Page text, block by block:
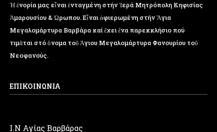
Ἡ ἐνορία μας εἶναι ἐνταγμένη στήν Ἱερά Μητρόπολη Κηφισίας
Ἁμαρουσίου & Ὠρωπου. Εἶναι ἀφιερωμένη στήν Ἅγια
Μεγαλομάρτυρα Βαρβάρα καί ἔχει ἕνα παρεκκλήσιο πού
τιμᾶται στό ὄνομα τοῦ Ἁγιου Μεγαλομάρτυρα Φανουρίου τοῦ
Νεοφανούς.
ΕΠΙΚΟΙΝΩΝΙΑ
Ι.Ν Αγίας Βαρβάρας